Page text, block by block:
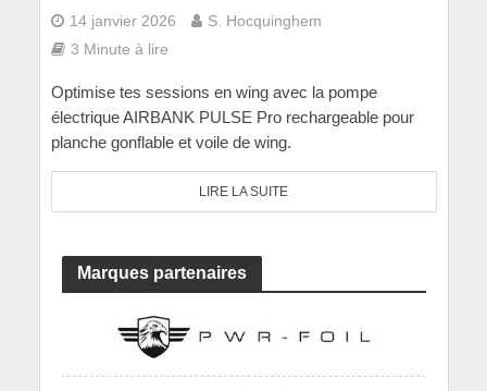
14 janvier 2026
S. Hocquinghem
3 Minute à lire
Optimise tes sessions en wing avec la pompe
électrique AIRBANK PULSE Pro rechargeable pour
planche gonflable et voile de wing.
LIRE LA SUITE
Marques partenaires